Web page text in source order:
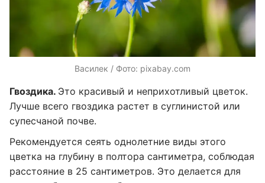
Василек / Фото: pixabay.com
Гвоздика. Это красивый и неприхотливый цветок.
Лучше всего гвоздика растет в суглинистой или
супесчаной почве.
Рекомендуется сеять однолетние виды этого
цветка на глубину в полтора сантиметра, соблюдая
расстояние в 25 сантиметров. Это делается для